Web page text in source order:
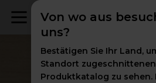
Von wo aus
uns?
Bestätigen Sie Ihr Land,
Standort
Produktkatalog zu sehen.